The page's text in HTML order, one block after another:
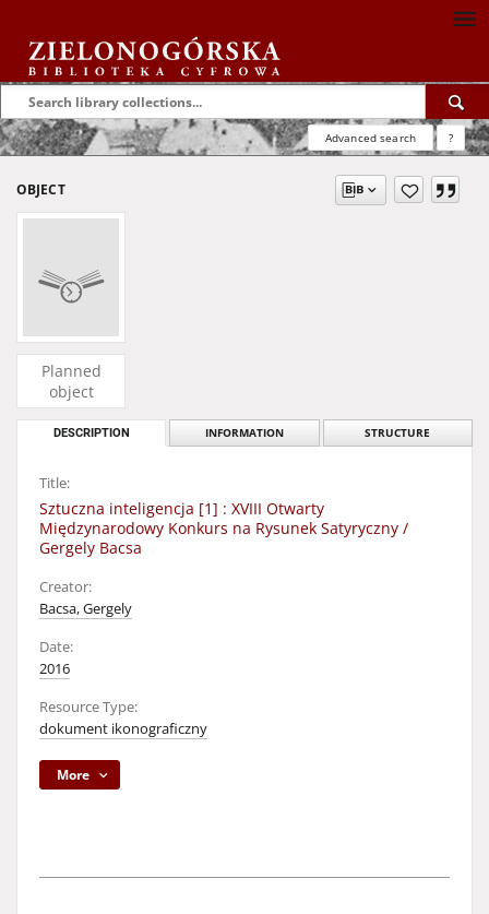
Advanced search ?
OBJECT
Planned
object
DESCRIPTION INFORMATION STRUCTURE
Title:
Sztuczna inteligencja [1] : XVIII Otwarty
Międzynarodowy Konkurs na Rysunek Satyryczny /
Gergely Bacsa
Creator:
Bacsa, Gergely
Date:
2016
Resource Type:
dokument ikonograficzny
More